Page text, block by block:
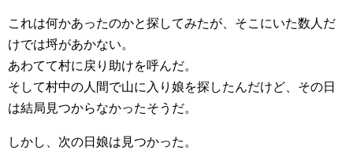
これは何かあったのかと探してみたが、そこにいた数人だ
けでは埒があかない。
あわてて村に戻り助けを呼んだ。
そして村中の人間で山に入り娘を探したんだけど、その日
は結局見つからなかったそうだ。
しかし、次の日娘は見つかった。